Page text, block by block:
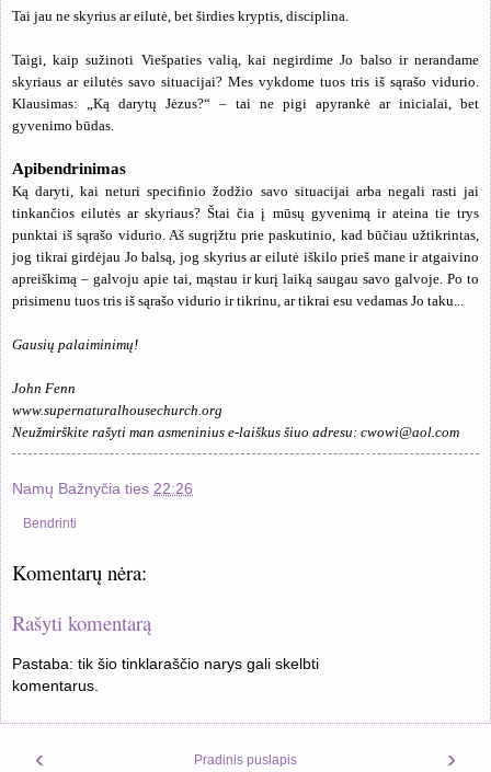
Tai jau ne skyrius ar eilutė, bet širdies kryptis, disciplina.
Taigi, kaip sužinoti Viešpaties valią, kai negirdime Jo balso ir nerandame
skyriaus ar eilutės savo situacijai? Mes vykdome tuos tris iš sąrašo vidurio.
Klausimas: „Ką darytų Jėzus?“ – tai ne pigi apyrankė ar inicialai, bet
gyvenimo būdas.
Apibendrinimas
Ką daryti, kai neturi specifinio žodžio savo situacijai arba negali rasti jai
tinkančios eilutės ar skyriaus? Štai čia į mūsų gyvenimą ir ateina tie trys
punktai iš sąrašo vidurio. Aš sugrįžtu prie paskutinio, kad būčiau užtikrintas,
jog tikrai girdėjau Jo balsą, jog skyrius ar eilutė iškilo prieš mane ir atgaivino
apreiškimą – galvoju apie tai, mąstau ir kurį laiką saugau savo galvoje. Po to
prisimenu tuos tris iš sąrašo vidurio ir tikrinu, ar tikrai esu vedamas Jo taku...
Gausių palaiminimų!
John Fenn
www.supernaturalhousechurch.org
Neužmirškite rašyti man asmeninius e-laiškus šiuo adresu: cwowi@aol.com
Namų Bažnyčia ties 22:26
Bendrinti
Komentarų nėra:
Rašyti komentarą
Pastaba: tik šio tinklaraščio narys gali skelbti
komentarus.
‹ ›
Pradinis puslapis